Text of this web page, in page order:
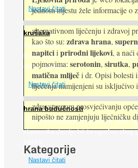
Nastavi čitati
krušaka
Pri podizanju nasada kruške
kukcima jer vlada uvjerenje da će
(Apis mellifera). ...
Nastavi čitati
hrana budućnosti
Prema predviđanjima FAO-a do 2050.
stanovnika Zemlje bit će ugrožen zbog
Nastavi čitati
jednom mjestu žele informacije o
alternativnom liječenju i zdravoj
kao što su: zdrava hrana,
napitciiprirodni lijekovi, a naći
pojmovima: serotonin, sirutka,
matična mliječi dr. Opisi bolesti
liječenja namijenjeni su isključivo
zdravstvenom prosvjećivanju
nipošto ne zamjenjuju liječničku
Kategorije